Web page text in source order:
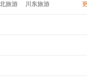
旅游
川东旅游